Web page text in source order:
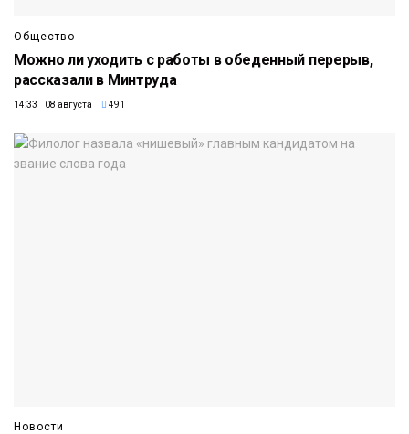
Общество
Можно ли уходить с работы в обеденный перерыв,
рассказали в Минтруда
14:33 08 августа 491
Новости